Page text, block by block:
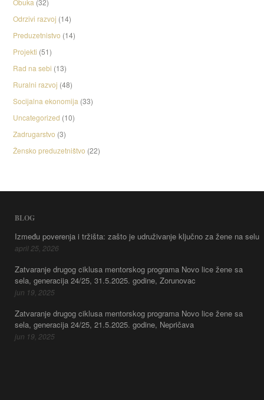
Obuka (32)
Odrzivi razvoj (14)
Preduzetnistvo (14)
Projekti (51)
Rad na sebi (13)
Ruralni razvoj (48)
Socijalna ekonomija (33)
Uncategorized (10)
Zadrugarstvo (3)
Žensko preduzetništvo (22)
BLOG
Između poverenja i tržišta: zašto je udruživanje ključno za žene na selu
april 25, 2026
Zatvaranje drugog ciklusa mentorskog programa Novo lice žene sa
sela, generacija 24/25, 31.5.2025. godine, Zorunovac
jun 19, 2025
Zatvaranje drugog ciklusa mentorskog programa Novo lice žene sa
sela, generacija 24/25, 21.5.2025. godine, Nepričava
jun 19, 2025